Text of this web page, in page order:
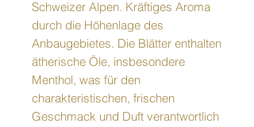
Schweizer Alpen. Kräftiges Aroma
durch die Höhenlage des
Anbaugebietes. Die Blätter enthalten
ätherische Öle, insbesondere
Menthol, was für den
charakteristischen, frischen
Geschmack und Duft verantwortlich